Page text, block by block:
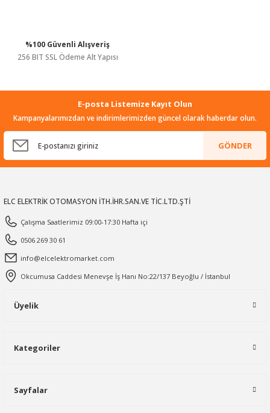
%100 Güvenli Alışveriş
256 BIT SSL Ödeme Alt Yapısı
E-posta Listemize Kayıt Olun
Kampanyalarımızdan ve indirimlerimizden güncel olarak haberdar olun.
GÖNDER
ELC ELEKTRİK OTOMASYON İTH.İHR.SAN.VE TİC.LTD.ŞTİ
Çalışma Saatlerimiz 09:00-17:30 Hafta içi
0506 269 30 61
info@elcelektromarket.com
Okcumusa Caddesi Menevşe İş Hanı No:22/137 Beyoğlu / İstanbul
Üyelik
Kategoriler
Sayfalar